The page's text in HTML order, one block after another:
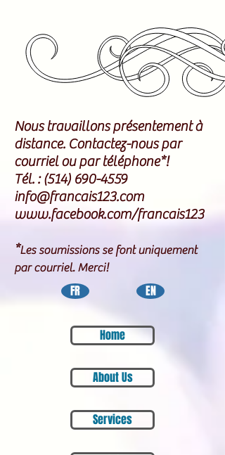
Nous travaillons présentement à
distance. Contactez-nous par
courriel ou par téléphone*!
Tél. :(514) 690-4559
info@francais123.com
www.facebook.com/francais123
*Les soumissions se font uniquement
par courriel. Merci!
FR EN
Home
About Us
Services